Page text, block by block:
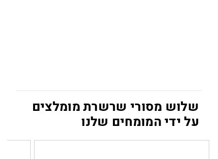
שלוש מסורי שרשרת מומלצים
על ידי המומחים שלנו